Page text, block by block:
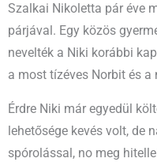
Szalkai Nikoletta pár éve
párjával. Egy közös
nevelték a Niki korábbi
a most tízéves Norbit és a
Érdre Niki már egyedül
lehetősége kevés volt, de
spórolással, no meg